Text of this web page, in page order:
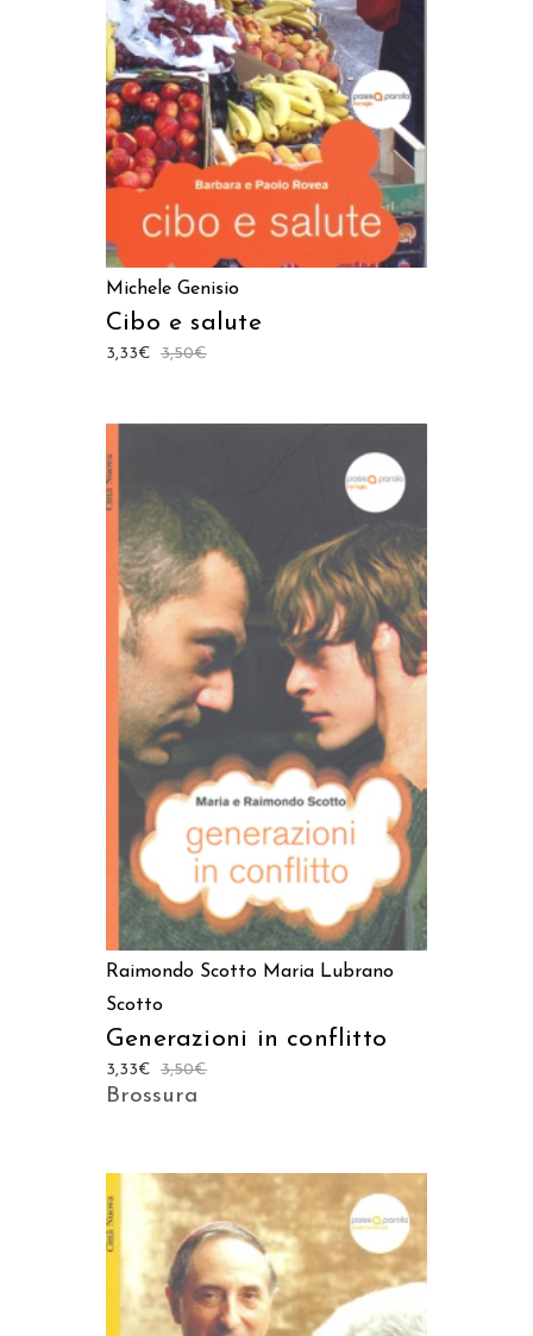
AGGIUNGI AL CARRELLO
Michele Genisio
Cibo e salute
3,50€
3,33€
AGGIUNGI AL CARRELLO
Raimondo Scotto Maria Lubrano
Scotto
Generazioni in conflitto
3,50€
3,33€
Brossura